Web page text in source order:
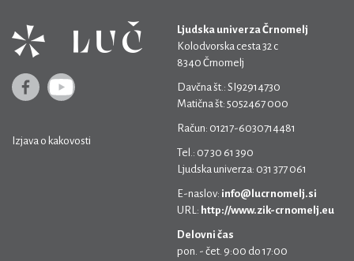
Izjava o kakovosti
Ljudska univerza Črnomelj
Kolodvorska cesta 32 c
8340 Črnomelj
Davčna št.: SI92914730
Matična št: 5052467 000
Račun: 01217-6030714481
Tel.: 07 30 61 390
Ljudska univerza: 031 377 061
E-naslov: info@lucrnomelj.si
URL: http://www.zik-crnomelj.eu
Delovni čas
pon. - čet. 9:00 do 17:00